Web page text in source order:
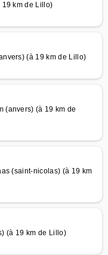
19 km de Lillo)
(à 19 km de Lillo)
(anvers) (à 19 km de
(saint-nicolas) (à 19 km
(à 19 km de Lillo)